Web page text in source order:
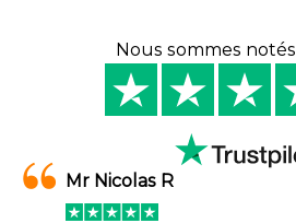
Nous sommes notés
Mr Nicolas R